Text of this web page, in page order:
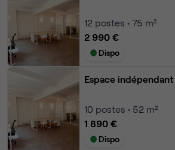
12 postes • 75 m²
2 990 €
Dispo
Espace indépendant
10 postes • 52 m²
1 890 €
Dispo